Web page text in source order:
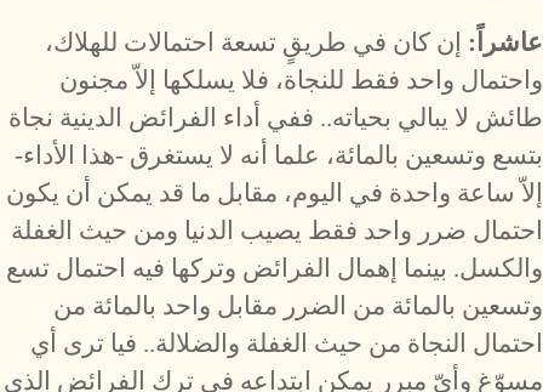
عاشراً: إن كان في طريقٍ تسعة احتمالات للهلاك،
واحتمال واحد فقط للنجاة، فلا يسلكها إلاّ مجنون
طائش لا يبالي بحياته.. ففي أداء الفرائض الدينية نجاة
بتسع وتسعين بالمائة، علما أنه لا يستغرق -هذا الأداء-
إلاّ ساعة واحدة في اليوم، مقابل ما قد يمكن أن يكون
احتمال ضرر واحد فقط يصيب الدنيا ومن حيث الغفلة
والكسل. بينما إهمال الفرائض وتركها فيه احتمال تسع
وتسعين بالمائة من الضرر مقابل واحد بالمائة من
احتمال النجاة من حيث الغفلة والضلالة.. فيا ترى أي
مسوّغٍ وأيّ مبرر يمكن ابتداعه في ترك الفرائض الذي